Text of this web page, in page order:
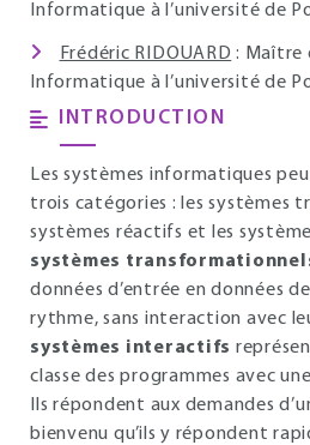
Informatique à l’université de
Frédéric RIDOUARD : Maître
Informatique à l’université de
INTRODUCTION
Les systèmes informatiques
trois catégories : les systèmes
systèmes réactifs et les
systèmes
données d’entrée en données
rythme, sans interaction avec
systèmes interactifs
classe des programmes avec
Ils répondent aux demandes
bienvenu qu’ils y répondent